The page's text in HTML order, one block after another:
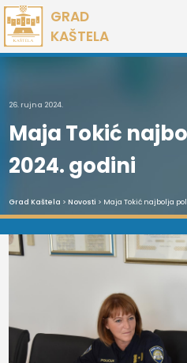
Preskoči
na
sadržaj
GRAD
KAŠTELA
26. rujna 2024.
Maja Tokić
2024. godini
Grad Kaštela > Novosti > Maja Tokić najbolja